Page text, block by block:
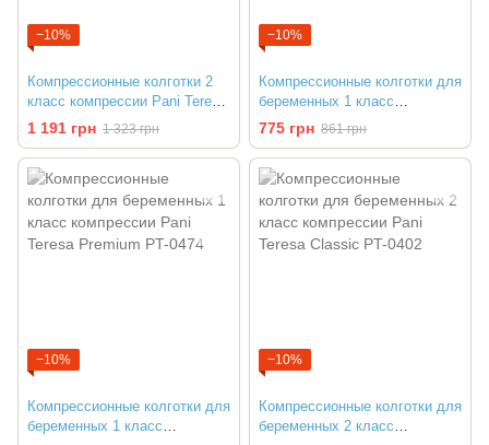
−10%
Компрессионные колготки 2
класс компрессии Pani Teresa
Classic PT-0401
1 191 грн 1 323 грн
−10%
Компрессионные колготки для
беременных 1 класс
компрессии Pani Teresa
Classic PT-0411
775 грн 861 грн
−10%
Компрессионные колготки для
беременных 1 класс
−10%
Компрессионные колготки для
беременных 2 класс